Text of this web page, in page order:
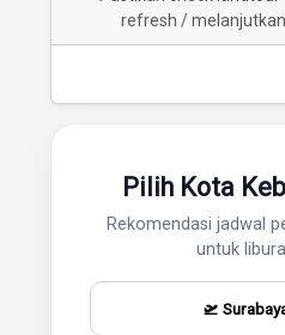
refresh /
Pilih Kota
Rekomendasi jadwal
untuk
🛫